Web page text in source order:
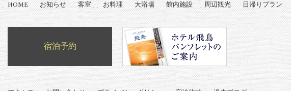
HOME お知らせ 客室 お料理 大浴場 館内施設 周辺観光 日帰りプラン
宿泊予約